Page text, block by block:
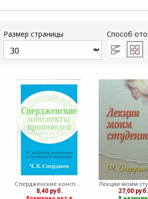
Размер страницы Способ
Спердженские конспекты проповедей (Мягкий)
8,40 руб.
27,00 руб.